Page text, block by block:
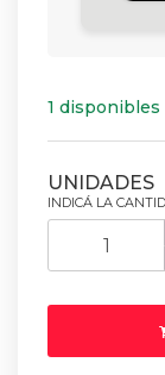
1 disponibles
Honda